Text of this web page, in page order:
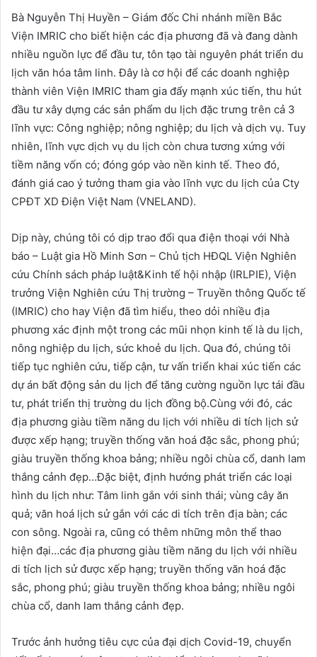
Bà Nguyễn Thị Huyền – Giám đốc Chi nhánh miền Bắc
Viện IMRIC cho biết hiện các địa phương đã và đang dành
nhiều nguồn lực để đầu tư, tôn tạo tài nguyên phát triển du
lịch văn hóa tâm linh. Đây là cơ hội để các doanh nghiệp
thành viên Viện IMRIC tham gia đẩy mạnh xúc tiến, thu hút
đầu tư xây dựng các sản phẩm du lịch đặc trưng trên cả 3
lĩnh vực: Công nghiệp; nông nghiệp; du lịch và dịch vụ. Tuy
nhiên, lĩnh vực dịch vụ du lịch còn chưa tương xứng với
tiềm năng vốn có; đóng góp vào nền kinh tế. Theo đó,
đánh giá cao ý tưởng tham gia vào lĩnh vực du lịch của Cty
CPĐT XD Điện Việt Nam (VNELAND).
Dịp này, chúng tôi có dịp trao đổi qua điện thoại với Nhà
báo – Luật gia Hồ Minh Sơn – Chủ tịch HĐQL Viện Nghiên
cứu Chính sách pháp luật&Kinh tế hội nhập (IRLPIE), Viện
trưởng Viện Nghiên cứu Thị trường – Truyền thông Quốc tế
(IMRIC) cho hay Viện đã tìm hiểu, theo dỏi nhiều địa
phương xác định một trong các mũi nhọn kinh tế là du lịch,
nông nghiệp du lịch, sức khoẻ du lịch. Qua đó, chúng tôi
tiếp tục nghiên cứu, tiếp cận, tư vấn triển khai xúc tiến các
dự án bất động sản du lịch để tăng cường nguồn lực tái đầu
tư, phát triển thị trường du lịch đồng bộ.Cùng với đó, các
địa phương giàu tiềm năng du lịch với nhiều di tích lịch sử
được xếp hạng; truyền thống văn hoá đặc sắc, phong phú;
giàu truyền thống khoa bảng; nhiều ngôi chùa cổ, danh lam
thắng cảnh đẹp…Đặc biệt, định hướng phát triển các loại
hình du lịch như: Tâm linh gắn với sinh thái; vùng cây ăn
quả; văn hoá lịch sử gắn với các di tích trên địa bàn; các
con sông. Ngoài ra, cũng có thêm những môn thể thao
hiện đại…các địa phương giàu tiềm năng du lịch với nhiều
di tích lịch sử được xếp hạng; truyền thống văn hoá đặc
sắc, phong phú; giàu truyền thống khoa bảng; nhiều ngôi
chùa cổ, danh lam thắng cảnh đẹp.
Trước ảnh hưởng tiêu cực của đại dịch Covid-19, chuyển